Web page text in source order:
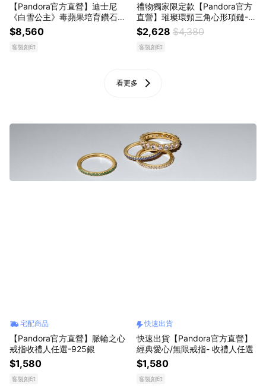
【Pandora官方直營】迪士尼
《白雪公主》毒蘋果培育鑽石項
鏈珠寶盒組
$8,560
客製刻印
禮物獨家限定款【Pandora官方
直營】璀璨環頸三角心形項鏈-4
5
$2,628 $4,380
客製刻印
看更多
宅配商品
【Pandora官方直營】脈輪之心
戒指收禮人任選-925銀
$1,580
客製刻印
快速出貨
快速出貨【Pandora官方直營】
經典愛心/無限戒指- 收禮人任選
$1,580
客製刻印